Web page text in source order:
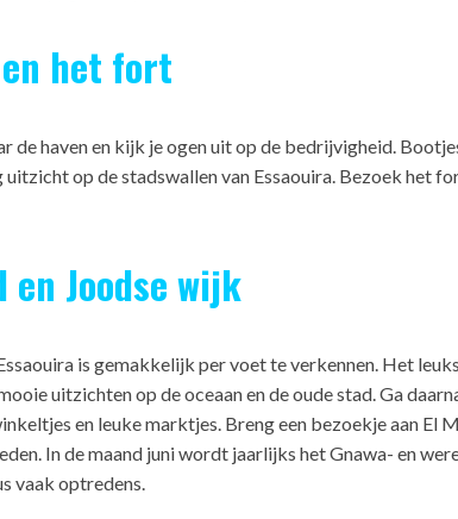
het fort
de haven en kijk je ogen uit op de bedrijvigheid.
uitzicht op de stadswallen van Essaouira. Bezoek het
en Joodse wijk
is gemakkelijk per voet te verkennen. Het
uitzichten op de oceaan en de oude stad. Ga
en leuke marktjes. Breng een bezoekje aan El
In de maand juni wordt jaarlijks het Gnawa- en
vaak optredens.